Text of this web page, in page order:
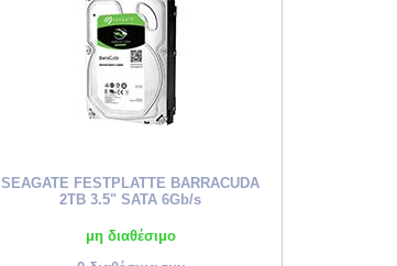
SEAGATE FESTPLATTE BARRACUDA
2TB 3.5" SATA 6Gb/s
μη διαθέσιμο